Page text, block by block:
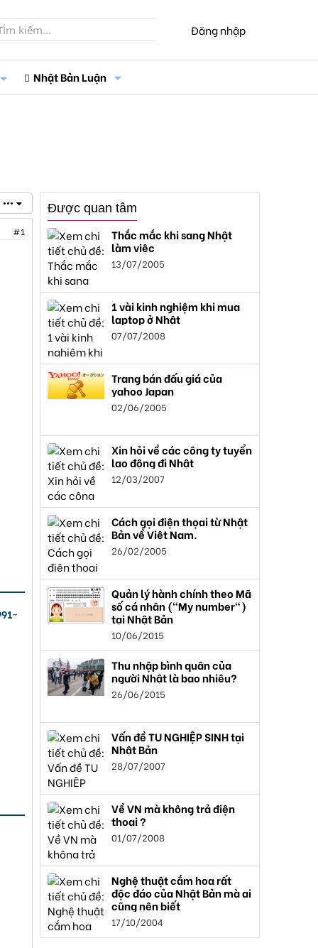
Đăng nhập
Nhật Bản Luận
•••
#1
Được quan tâm
Thắc mắc khi sang Nhật
làm việc
13/07/2005
1 vài kinh nghiệm khi mua
laptop ở Nhật
07/07/2008
Trang bán đấu giá của
yahoo Japan
02/06/2005
Xin hỏi về các công ty tuyển
lao động đi Nhật
12/03/2007
Cách gọi điện thọai từ Nhật
Bản về Việt Nam.
26/02/2005
Quản lý hành chính theo Mã
số cá nhân ("My number")
tại Nhật Bản
10/06/2015
Thu nhập bình quân của
người Nhật là bao nhiêu?
26/06/2015
Vấn đề TU NGHIỆP SINH tại
Nhật Bản
28/07/2007
Về VN mà không trả điện
thoại ?
01/07/2008
Nghệ thuật cắm hoa rất
độc đáo của Nhật Bản mà ai
cũng nên biết
17/10/2004